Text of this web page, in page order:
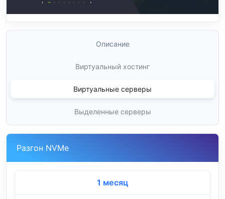
Описание
Виртуальный хостинг
Виртуальные серверы
Выделенные серверы
Разгон NVMe
1 месяц